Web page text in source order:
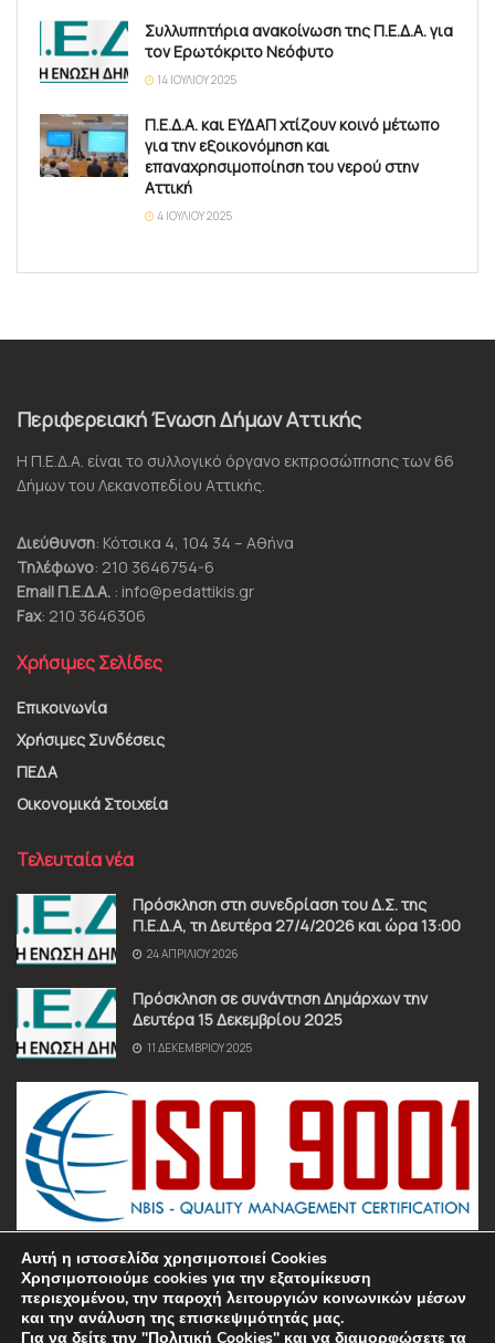
Συλλυπητήρια ανακοίνωση της Π.Ε.Δ.Α. για
τον Ερωτόκριτο Νεόφυτο
14 ΙΟΥΛΊΟΥ 2025
Π.Ε.Δ.Α. και ΕΥΔΑΠ χτίζουν κοινό μέτωπο
για την εξοικονόμηση και
επαναχρησιμοποίηση του νερού στην
Αττική
4 ΙΟΥΛΊΟΥ 2025
Περιφερειακή Ένωση Δήμων Αττικής
Η Π.Ε.Δ.Α. είναι το συλλογικό όργανο εκπροσώπησης των 66
Δήμων του Λεκανοπεδίου Αττικής.
Διεύθυνση: Κότσικα 4, 104 34 – Αθήνα
Τηλέφωνο: 210 3646754-6
Email Π.Ε.Δ.Α. : info@pedattikis.gr
Fax: 210 3646306
Χρήσιμες Σελίδες
Επικοινωνία
Χρήσιμες Συνδέσεις
ΠΕΔΑ
Οικονομικά Στοιχεία
Τελευταία νέα
Πρόσκληση στη συνεδρίαση του Δ.Σ. της
Π.Ε.Δ.Α, τη Δευτέρα 27/4/2026 και ώρα 13:00
24 ΑΠΡΙΛΊΟΥ 2026
Πρόσκληση σε συνάντηση Δημάρχων την
Δευτέρα 15 Δεκεμβρίου 2025
11 ΔΕΚΕΜΒΡΊΟΥ 2025
Όροι χρήσης Πολιτική Απορρήτου Επικοινωνία
Αυτή η ιστοσελίδα χρησιμοποιεί Cookies
Χρησιμοποιούμε cookies για την εξατομίκευση
περιεχομένου, την παροχή λειτουργιών κοινωνικών μέσων
και την ανάλυση της επισκεψιμότητάς μας.
Για να δείτε την "Πολιτική Cookies" και να διαμορφώσετε τα